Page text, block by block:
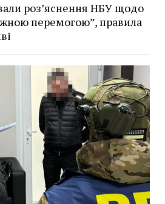
роз’яснення НБУ щодо
перемогою”, правила